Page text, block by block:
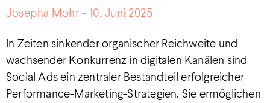
Josepha Mohr 10. Juni 2025
In Zeiten sinkender organischer Reichweite und
wachsender Konkurrenz in digitalen Kanälen sind
Social Ads ein zentraler Bestandteil erfolgreicher
Performance-Marketing-Strategien. Sie ermöglichen